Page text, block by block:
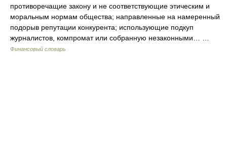
противоречащие закону и не соответствующие этическим и
моральным нормам общества; направленные на намеренный
подорыв репутации конкурента; использующие подкуп
журналистов, компромат или собранную незаконными… …
Финансовый словарь